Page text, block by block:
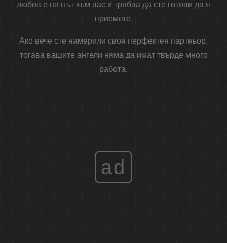
любов е на път към вас и трябва да сте готови да я
приемете.
Ако вече сте намерили своя перфектен партньор,
тогава вашите ангели няма да имат твърде много
работа.
ad